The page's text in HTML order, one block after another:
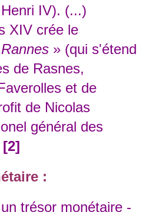
IV). (...)
crée le
» (qui s'étend
de Rasnes,
et de
de Nicolas
général des
[2]
:
trésor monétaire -